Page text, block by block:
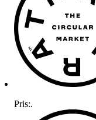
Pris:.